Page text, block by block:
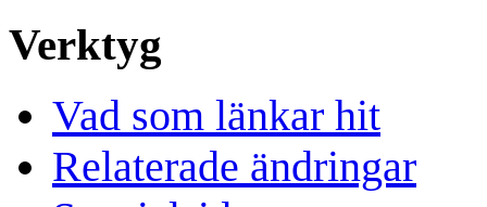
Verktyg
Vad som länkar hit
Relaterade ändringar